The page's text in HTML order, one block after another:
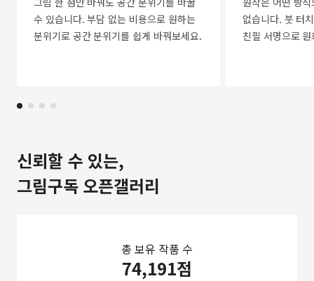
수 있습니다. 부담 없는 비용으로 원하는
분위기로 공간 분위기를 쉽게 바꿔보세요.
없습니다. 붓 터
친필 서명으로
신뢰할 수 있는,
그림구독 오픈갤러리
총 보유 작품 수
74,191점